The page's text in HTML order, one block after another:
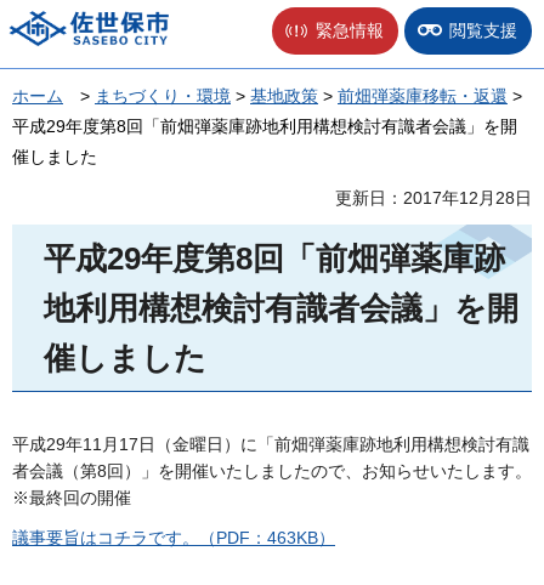
佐世保市 緊急情報 閲覧支援
ホーム > まちづくり・環境 > 基地政策 > 前畑弾薬庫移転・返還 >
平成29年度第8回「前畑弾薬庫跡地利用構想検討有識者会議」を開
催しました
更新日：2017年12月28日
平成29年度第8回「前畑弾薬庫跡
地利用構想検討有識者会議」を開
催しました
平成29年11月17日（金曜日）に「前畑弾薬庫跡地利用構想検討有識
者会議（第8回）」を開催いたしましたので、お知らせいたします。
※最終回の開催
議事要旨はコチラです。（PDF：463KB）